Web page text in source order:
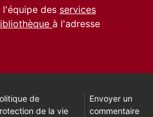
des services
à l'adresse
de
de la vie
Envoyer un
commentaire